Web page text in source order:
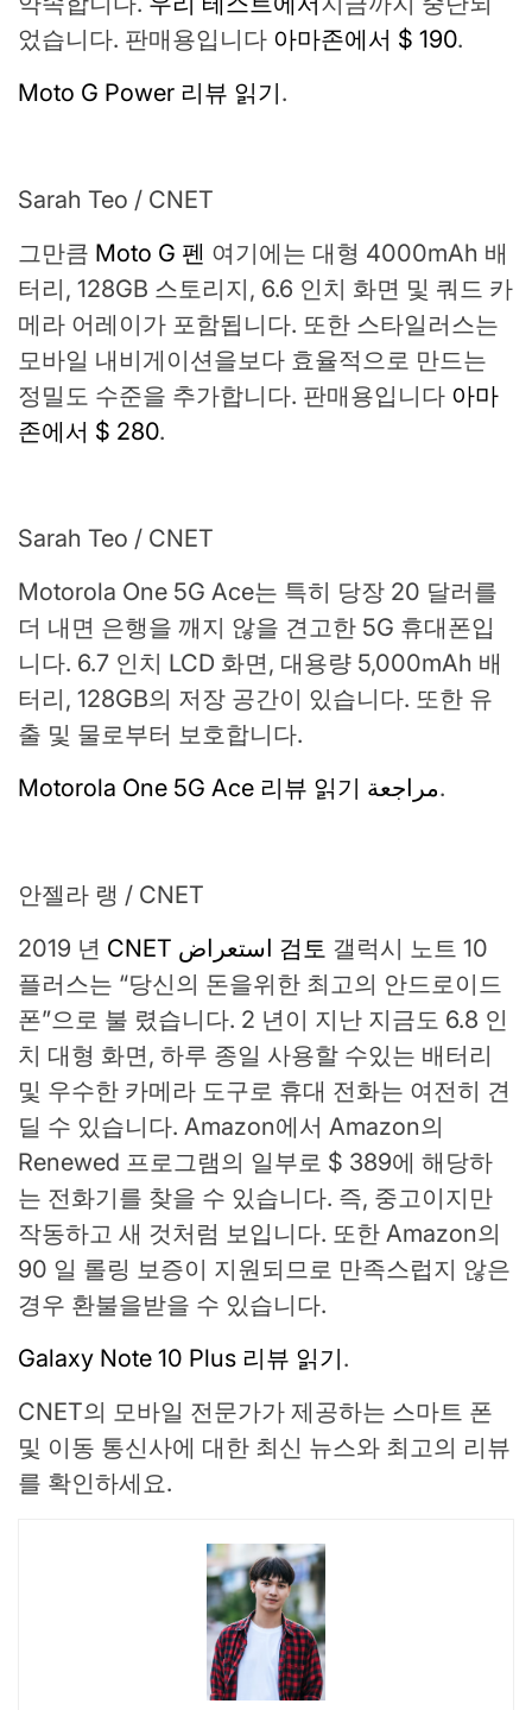
었습니다. 판매용입니다 아마존에서 $ 190.
Moto G Power 리뷰 읽기.
Sarah Teo / CNET
그만큼 Moto G 펜 여기에는 대형 4000mAh 배
터리, 128GB 스토리지, 6.6 인치 화면 및 쿼드 카
메라 어레이가 포함됩니다. 또한 스타일러스는
모바일 내비게이션을보다 효율적으로 만드는
정밀도 수준을 추가합니다. 판매용입니다 아마
존에서 $ 280.
Sarah Teo / CNET
Motorola One 5G Ace는 특히 당장 20 달러를
더 내면 은행을 깨지 않을 견고한 5G 휴대폰입
니다. 6.7 인치 LCD 화면, 대용량 5,000mAh 배
터리, 128GB의 저장 공간이 있습니다. 또한 유
출 및 물로부터 보호합니다.
Motorola One 5G Ace 리뷰 읽기 مراجعة.
안젤라 랭 / CNET
2019 년
CNET استعراض 검토 갤럭시 노트 10
플러스는 “당신의 돈을위한 최고의 안드로이드
폰”으로 불 렸습니다. 2 년이 지난 지금도 6.8 인
치 대형 화면, 하루 종일 사용할 수있는 배터리
및 우수한 카메라 도구로 휴대 전화는 여전히 견
딜 수 있습니다. Amazon에서 Amazon의
Renewed 프로그램의 일부로 $ 389에 해당하
는 전화기를 찾을 수 있습니다. 즉, 중고이지만
작동하고 새 것처럼 보입니다. 또한 Amazon의
90 일 롤링 보증이 지원되므로 만족스럽지 않은
경우 환불을받을 수 있습니다.
Galaxy Note 10 Plus 리뷰 읽기.
CNET의 모바일 전문가가 제공하는 스마트 폰
및 이동 통신사에 대한 최신 뉴스와 최고의 리뷰
를 확인하세요.